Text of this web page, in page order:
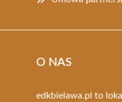
O NAS
edkbielawa.pl to